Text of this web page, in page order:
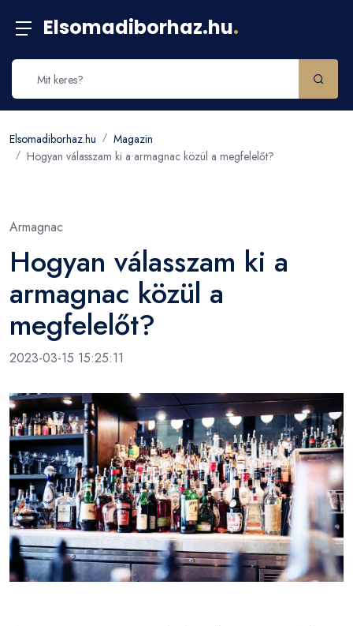
Elsomadiborhaz.hu.
Elsomadiborhaz.hu
Magazin
Hogyan válasszam ki a armagnac közül a megfelelőt?
Armagnac
Hogyan válasszam ki a
armagnac közül a
megfelelőt?
2023-03-15 15:25:11